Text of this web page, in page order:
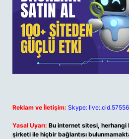
Reklam ve İletişim: Skype:
Yasal Uyarı: Bu internet sitesi, herhangi
şirketi ile hiçbir bağlantısı